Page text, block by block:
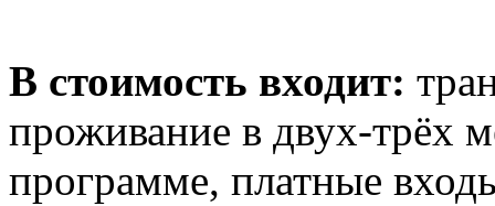
В стоимость входит:
проживание в двух-трёх
программе, платные